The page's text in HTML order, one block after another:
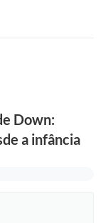
Down:
a infância